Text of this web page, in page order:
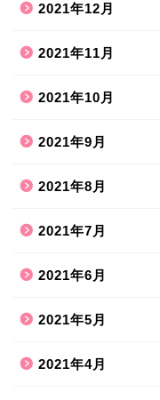
2021年12月
2021年11月
2021年10月
2021年9月
2021年8月
2021年7月
2021年6月
2021年5月
2021年4月